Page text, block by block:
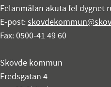
Felanmälan akuta fel dygnet
E-post:
Fax: 0500-41 49 60
Skövde kommun
Fredsgatan 4